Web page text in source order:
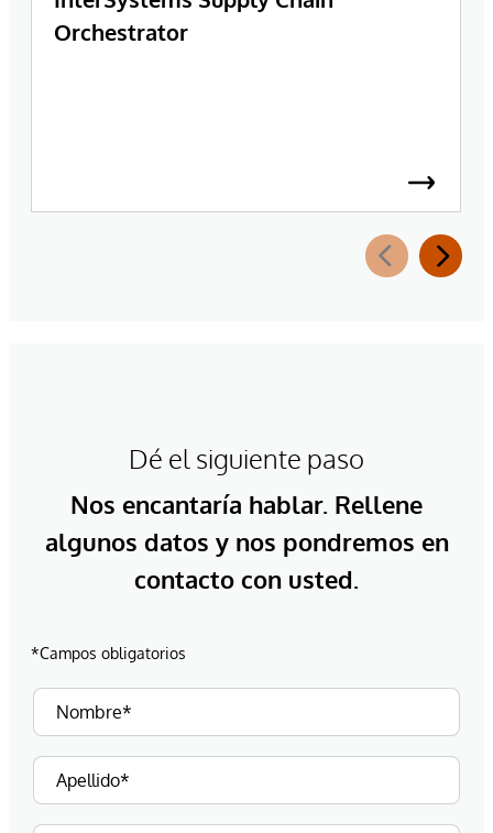
Orchestrator
Dé el siguiente paso
Nos encantaría hablar. Rellene
algunos datos y nos pondremos en
contacto con usted.
*Campos obligatorios